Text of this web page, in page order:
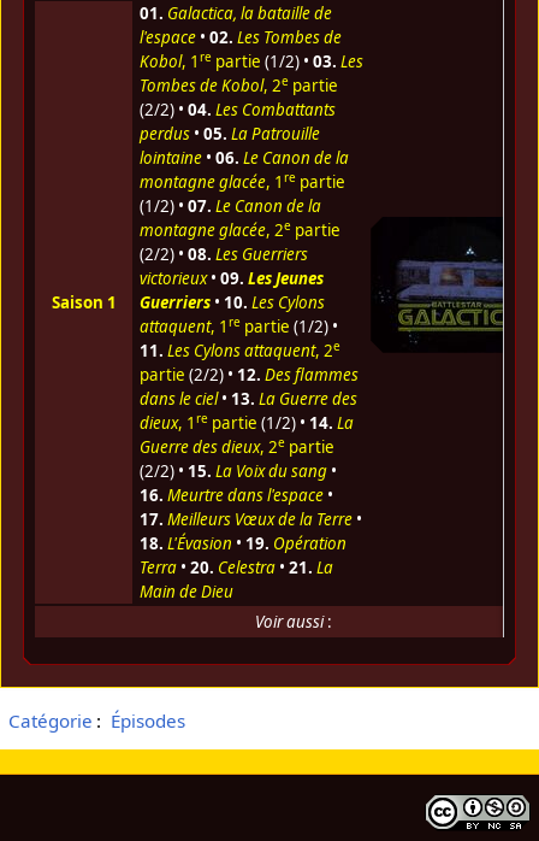
Saison 1
01. Galactica, la bataille de
l'espace• 02. Les Tombes de
Kobol, 1 repartie (1/2) • 03. Les
Tombes de Kobol, 2epartie
(2/2) • 04. Les Combattants
perdus• 05. La Patrouille
lointaine• 06. Le Canon de la
montagne glacée, 1 repartie
(1/2) • 07. Le Canon de la
montagne glacée, 2epartie
(2/2) • 08. Les Guerriers
victorieux• 09. Les Jeunes
Guerriers• 10. Les Cylons
attaquent, 1 repartie (1/2) •
11. Les Cylons attaquent, 2e
partie (2/2) • 12. Des flammes
dans le ciel• 13. La Guerre des
dieux, 1 repartie (1/2) • 14. La
Guerre des dieux, 2epartie
(2/2) • 15. La Voix du sang•
16. Meurtre dans l'espace•
17. Meilleurs Vœux de la Terre•
18. L'Évasion • 19. Opération
Terra• 20. Celestra• 21. La
Main de Dieu
Voir aussi:
Catégorie : Épisodes